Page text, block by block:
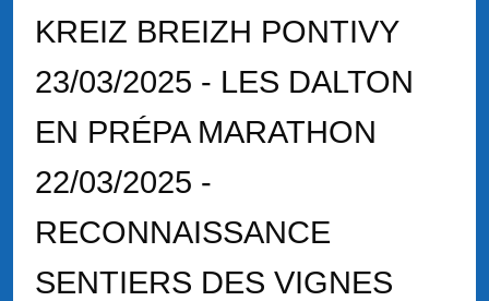
KREIZ BREIZH PONTIVY
23/03/2025 - LES DALTON
EN PRÉPA MARATHON
22/03/2025 -
RECONNAISSANCE
SENTIERS DES VIGNES